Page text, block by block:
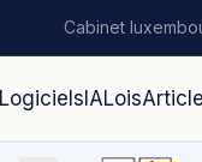
Cabinet
Logiciels IALois